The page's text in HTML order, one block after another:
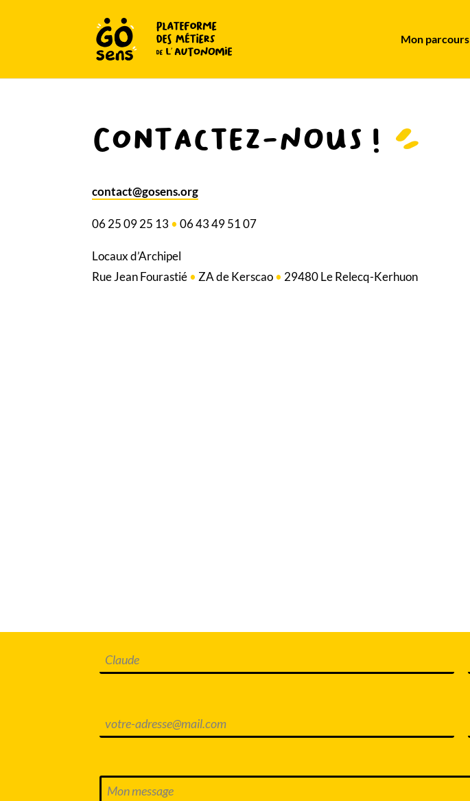
Mon parcours
Contactez-nous !
contact@gosens.org
06 25 09 25 13 •06 43 49 51 07
Locaux d’Archipel
Rue Jean Fourastié• ZA de Kerscao• 29480 Le Relecq-Kerhuon